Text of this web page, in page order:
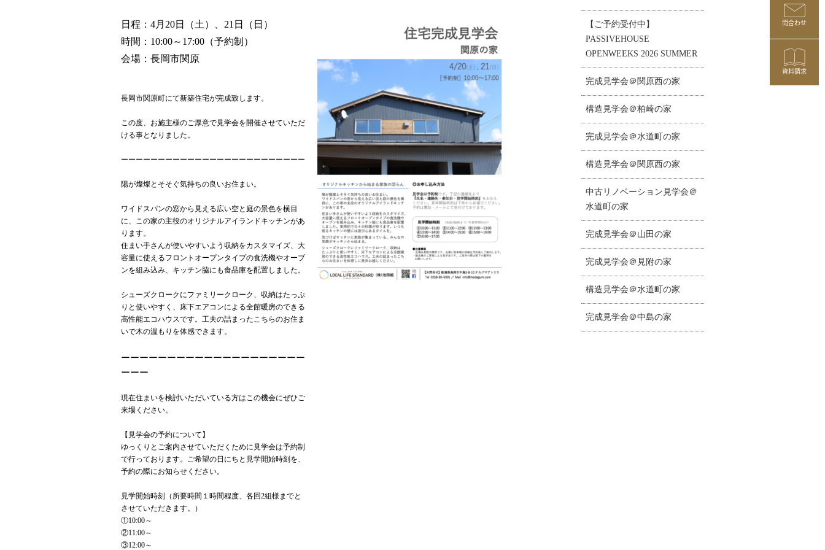
問合わせ
資料請求
日程：4月20日（土）、21日（日）
時間：10:00～17:00（予約制）
会場：長岡市関原
長岡市関原町にて新築住宅が完成致します。
この度、お施主様のご厚意で見学会を開催させていただ
ける事となりました。
ーーーーーーーーーーーーーーーーーーーーーーーーー
陽が燦燦とそそぐ気持ちの良いお住まい。
ワイドスパンの窓から見える広い空と庭の景色を横目
に、この家の主役のオリジナルアイランドキッチンがあ
ります。
住まい手さんが使いやすいよう収納をカスタマイズ、大
容量に使えるフロントオープンタイプの食洗機やオーブ
ンを組み込み、キッチン脇にも食品庫を配置しました。
シューズクロークにファミリークローク、収納はたっぷ
りと使いやすく、床下エアコンによる全館暖房のできる
高性能エコハウスです。工夫の詰まったこちらのお住ま
いで木の温もりを体感できます。
ーーーーーーーーーーーーーーーーーーーー
ーーー
現在住まいを検討いただいている方はこの機会にぜひご
来場ください。
【見学会の予約について】
ゆっくりとご案内させていただくために見学会は予約制
で行っております。ご希望の日にちと見学開始時刻を、
予約の際にお知らせください。
見学開始時刻（所要時間１時間程度、各回2組様までと
させていただきます。）
①10:00～
②11:00～
③12:00～
【ご予約受付中】
PASSIVEHOUSE
OPENWEEKS 2026 SUMMER
完成見学会＠関原西の家
構造見学会＠柏崎の家
完成見学会＠水道町の家
構造見学会＠関原西の家
中古リノベーション見学会＠
水道町の家
完成見学会＠山田の家
完成見学会＠見附の家
構造見学会＠水道町の家
完成見学会＠中島の家